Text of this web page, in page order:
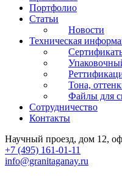
Портфолио
Статьи
Новости
Техническая
Тона,
Файлы для
Сотрудничество
Контакты
Научный проезд, дом 12,
+7 (495) 161-01-11
info@granitaganay.ru